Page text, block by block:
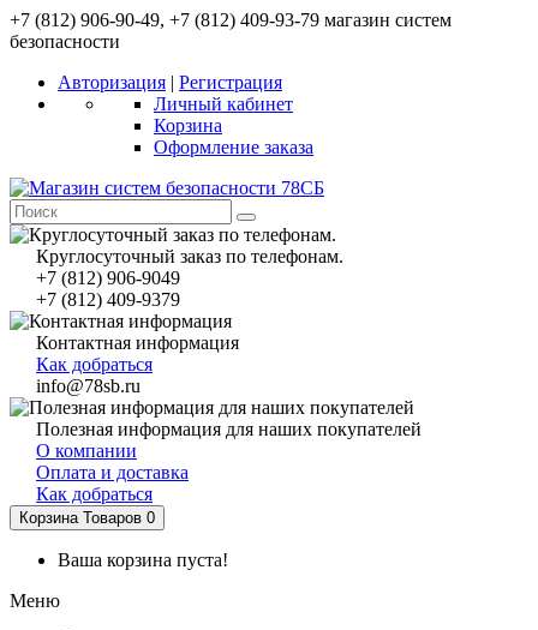
+7 (812) 906-90-49, +7 (812) 409-93-79 магазин систем
безопасности
Авторизация | Регистрация
Личный кабинет
Корзина
Оформление заказа
Круглосуточный заказ по телефонам.
+7 (812) 906-9049
+7 (812) 409-9379
Контактная информация
Как добраться
info@78sb.ru
Полезная информация для наших покупателей
О компании
Оплата и доставка
Как добраться
Корзина Товаров 0
Ваша корзина пуста!
Меню